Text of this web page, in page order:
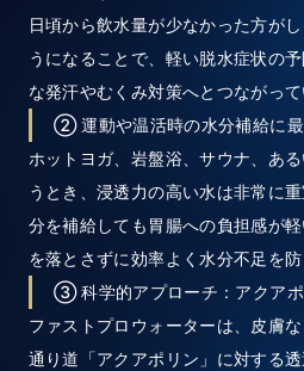
日頃から飲水量が少なかった方が
うになることで、軽い脱水症状の
な発汗やむくみ対策へとつながって
② 運動や温活時の水分補給に
ホットヨガ、岩盤浴、サウナ、あ
うとき、浸透力の高い水は非常に
分を補給しても胃腸への負担感が
を落とさずに効率よく水分不足を防
③ 科学的アプローチ：アクアポ
ファストプロウォーターは、皮膚
通り道「アクアポリン」に対する